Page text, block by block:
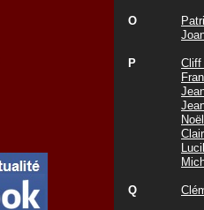
O
P
Cliff
Q